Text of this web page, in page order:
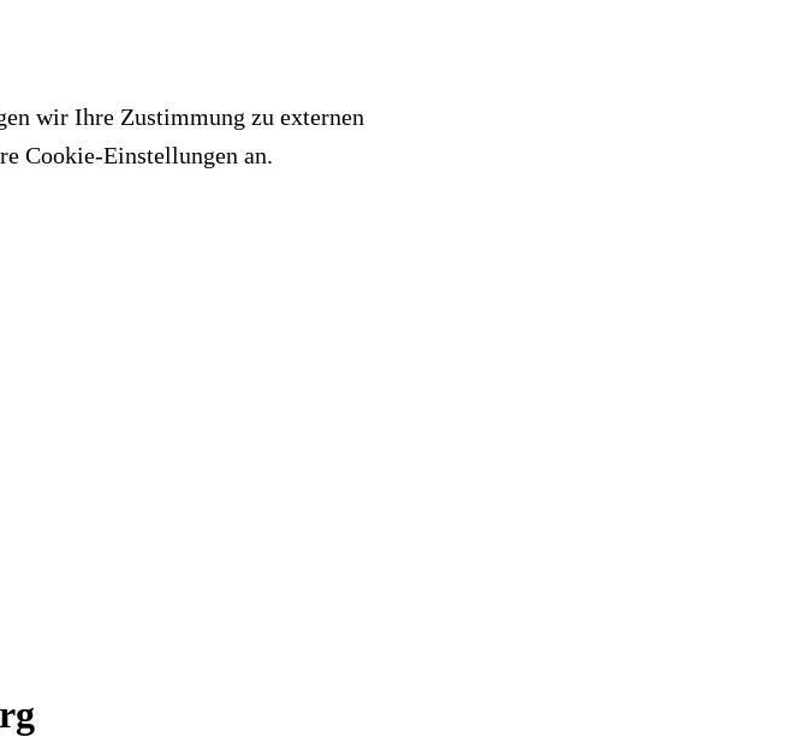
wir Ihre Zustimmung zu externen
Cookie-Einstellungen an.